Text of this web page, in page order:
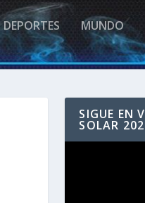
DEPORTES MUNDO
SIGUE EN
SOLAR